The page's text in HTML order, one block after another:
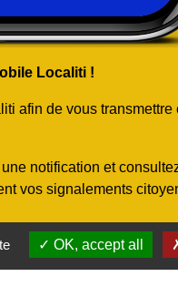
Localiti !
afin de vous
notification et
vos signalements
OK, accept all